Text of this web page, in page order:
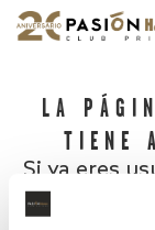
LA
TIENE
Si ya eres